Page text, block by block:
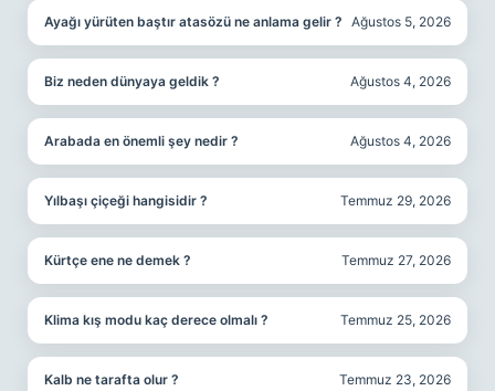
Ayağı yürüten baştır atasözü ne anlama gelir ? Ağustos 5, 2026
Biz neden dünyaya geldik ? Ağustos 4, 2026
Arabada en önemli şey nedir ? Ağustos 4, 2026
Yılbaşı çiçeği hangisidir ? Temmuz 29, 2026
Kürtçe ene ne demek ? Temmuz 27, 2026
Klima kış modu kaç derece olmalı ? Temmuz 25, 2026
Kalb ne tarafta olur ? Temmuz 23, 2026